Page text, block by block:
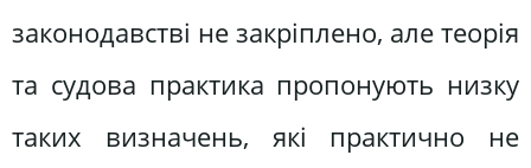
законодавстві не закріплено, але теорія
та судова практика пропонують низку
таких визначень, які практично не